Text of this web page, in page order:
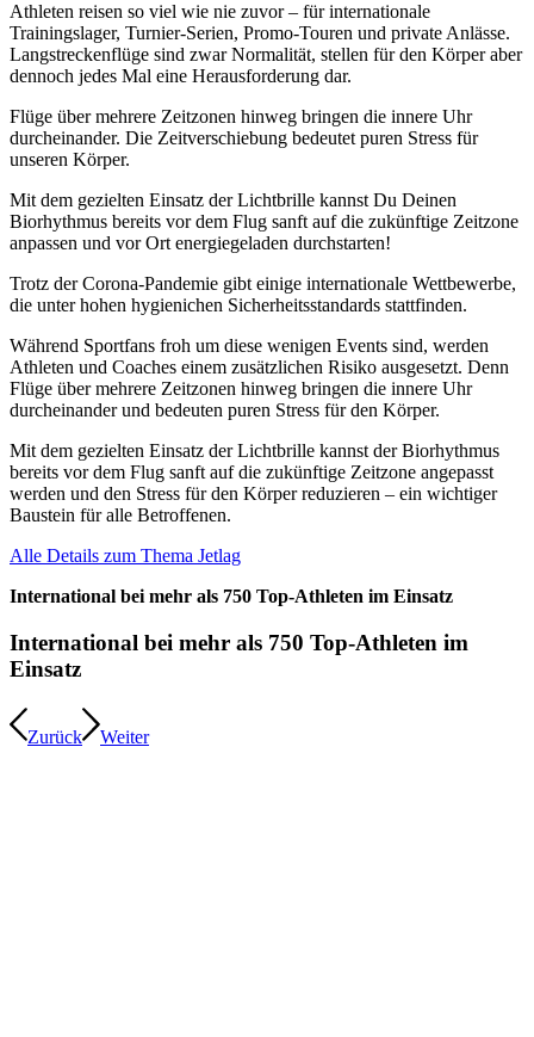
Athleten reisen so viel wie nie zuvor – für internationale
Trainingslager, Turnier-Serien, Promo-Touren und private Anlässe.
Langstreckenflüge sind zwar Normalität, stellen für den Körper aber
dennoch jedes Mal eine Herausforderung dar.
Flüge über mehrere Zeitzonen hinweg bringen die innere Uhr
durcheinander. Die Zeitverschiebung bedeutet puren Stress für
unseren Körper.
Mit dem gezielten Einsatz der Lichtbrille kannst Du Deinen
Biorhythmus bereits vor dem Flug sanft auf die zukünftige Zeitzone
anpassen und vor Ort energiegeladen durchstarten!
Trotz der Corona-Pandemie gibt einige internationale Wettbewerbe,
die unter hohen hygienichen Sicherheitsstandards stattfinden.
Während Sportfans froh um diese wenigen Events sind, werden
Athleten und Coaches einem zusätzlichen Risiko ausgesetzt. Denn
Flüge über mehrere Zeitzonen hinweg bringen die innere Uhr
durcheinander und bedeuten puren Stress für den Körper.
Mit dem gezielten Einsatz der Lichtbrille kannst der Biorhythmus
bereits vor dem Flug sanft auf die zukünftige Zeitzone angepasst
werden und den Stress für den Körper reduzieren – ein wichtiger
Baustein für alle Betroffenen.
Alle Details zum Thema Jetlag
International bei mehr als 750 Top-Athleten im Einsatz
International bei mehr als 750 Top-Athleten im
Einsatz
Zurück Weiter